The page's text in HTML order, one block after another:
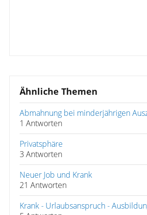
Ähnliche Themen
Abmahnung bei minderjährigen
1 Antworten
Privatsphäre
3 Antworten
Neuer Job und Krank
21 Antworten
Krank - Urlaubsanspruch -